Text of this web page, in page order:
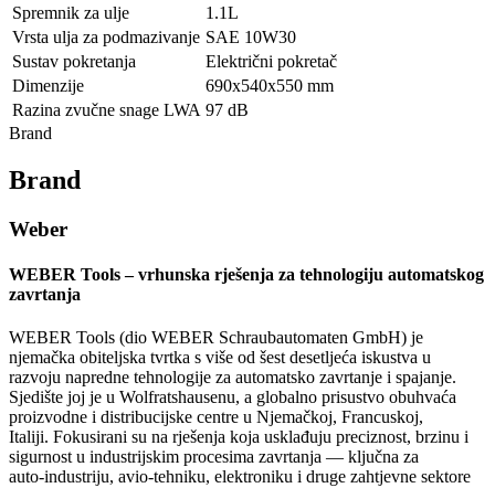
Spremnik za ulje
1.1L
Vrsta ulja za podmazivanje SAE 10W30
Sustav pokretanja
Električni pokretač
Dimenzije
690x540x550 mm
Razina zvučne snage LWA 97 dB
Brand
Brand
Weber
WEBER Tools – vrhunska rješenja za tehnologiju automatskog
zavrtanja
WEBER Tools (dio WEBER Schraubautomaten GmbH) je
njemačka obiteljska tvrtka s više od šest desetljeća iskustva u
razvoju napredne tehnologije za automatsko zavrtanje i spajanje.
Sjedište joj je u Wolfratshausenu, a globalno prisustvo obuhvaća
proizvodne i distribucijske centre u Njemačkoj, Francuskoj,
Italiji. Fokusirani su na rješenja koja usklađuju preciznost, brzinu i
sigurnost u industrijskim procesima zavrtanja — ključna za
auto‑industriju, avio‑tehniku, elektroniku i druge zahtjevne sektore